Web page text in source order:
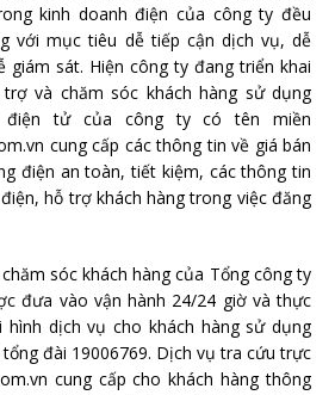
kinh doanh điện của công ty đều
với mục tiêu dễ tiếp cận dịch vụ, dễ
giám sát. Hiện công ty đang triển khai
và chăm sóc khách hàng sử dụng
điện tử của công ty có tên miền
cung cấp các thông tin về giá bán
điện an toàn, tiết kiệm, các thông tin
hỗ trợ khách hàng trong việc đăng
sóc khách hàng của Tổng công ty
đưa vào vận hành 24/24 giờ và thực
hình dịch vụ cho khách hàng sử dụng
đài 19006769. Dịch vụ tra cứu trực
cung cấp cho khách hàng thông